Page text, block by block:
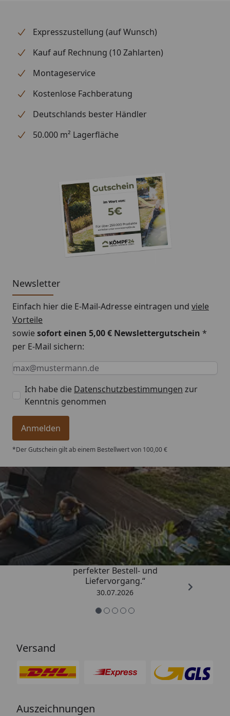
Expresszustellung (auf Wunsch)
Kauf auf Rechnung (10 Zahlarten)
Montageservice
Kostenlose Fachberatung
Deutschlands bester Händler
50.000 m² Lagerfläche
Newsletter
Einfach hier die E-Mail-Adresse eintragen und viele
Vorteile
sowiesofort einen 5,00 € Newslettergutschein *
per E-Mail sichern:
Keine Eingabe erforderlich
Eingabe erforderlich
E-Mail *
Ich habe die Datenschutzbestimmungen zur
Kenntnis genommen
Anmelden
*Der Gutschein gilt ab einem Bestellwert von 100,00 €
Trusted Shops
4,76/ 5
„Qualitativ sehr gute Ware und ein
perfekter Bestell- und
Liefervorgang.“
30.07.2026
Versand
Auszeichnungen